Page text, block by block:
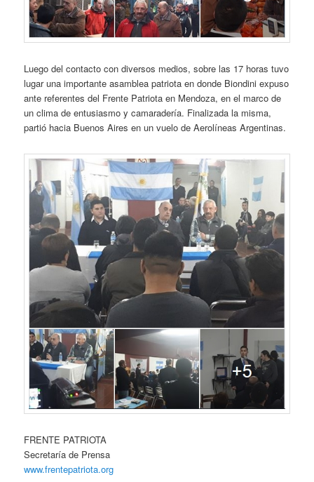
Luego del contacto con diversos medios, sobre las 17 horas tuvo
lugar una importante asamblea patriota en donde Biondini expuso
ante referentes del Frente Patriota en Mendoza, en el marco de
un clima de entusiasmo y camaradería. Finalizada la misma,
partió hacia Buenos Aires en un vuelo de Aerolíneas Argentinas.
FRENTE PATRIOTA
Secretaría de Prensa
www.frentepatriota.org